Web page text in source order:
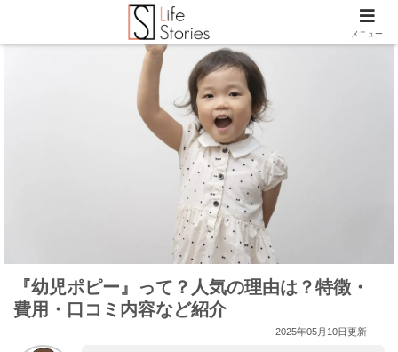
『幼児ポピー』って？人気の理由は？特徴・
費用・口コミ内容など紹介
2025年05月10日更新
メニュー